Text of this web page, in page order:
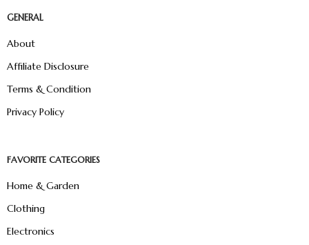
GENERAL
About
Affiliate Disclosure
Terms & Condition
Privacy Policy
FAVORITE CATEGORIES
Home & Garden
Clothing
Electronics